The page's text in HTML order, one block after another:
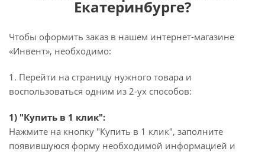
Екатеринбурге?
Чтобы оформить заказ в нашем интернет-магазине
«Инвент», необходимо:
1. Перейти на страницу нужного товара и
воспользоваться одним из 2-ух способов:
1) "Купить в 1 клик":
Нажмите на кнопку "Купить в 1 клик", заполните
появившуюся форму необходимой информацией и